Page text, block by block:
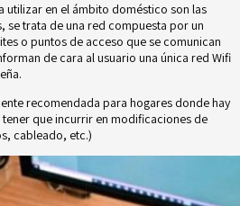
utilizar en el ámbito doméstico son las
se trata de una red compuesta por un
o puntos de acceso que se comunican
de cara al usuario una única red Wifi
recomendada para hogares donde hay
que incurrir en modificaciones de
cableado, etc.)